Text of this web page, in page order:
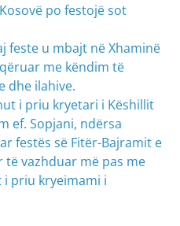
po festojë sot
feste u mbajt në Xhaminë
me këndim të
dhe ilahive.
i priu kryetari i Këshillit
ef. Sopjani, ndërsa
festës së Fitër-Bajramit e
të vazhduar më pas me
i priu kryeimami i